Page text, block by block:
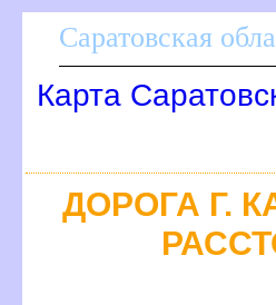
Саратовская
Карта
ДОРОГА Г.